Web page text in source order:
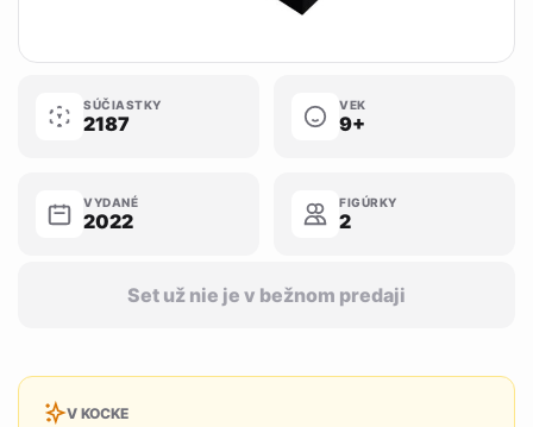
SÚČIASTKY
2187
VEK
9+
VYDANÉ
2022
FIGÚRKY
2
Set už nie je v bežnom predaji
V KOCKE